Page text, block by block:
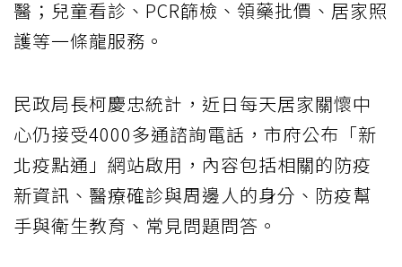
醫；兒童看診、PCR篩檢、領藥批價、居家照
護等一條龍服務。
民政局長柯慶忠統計，近日每天居家關懷中
心仍接受4000多通諮詢電話，市府公布「新
北疫點通」網站啟用，內容包括相關的防疫
新資訊、醫療確診與周邊人的身分、防疫幫
手與衛生教育、常見問題問答。